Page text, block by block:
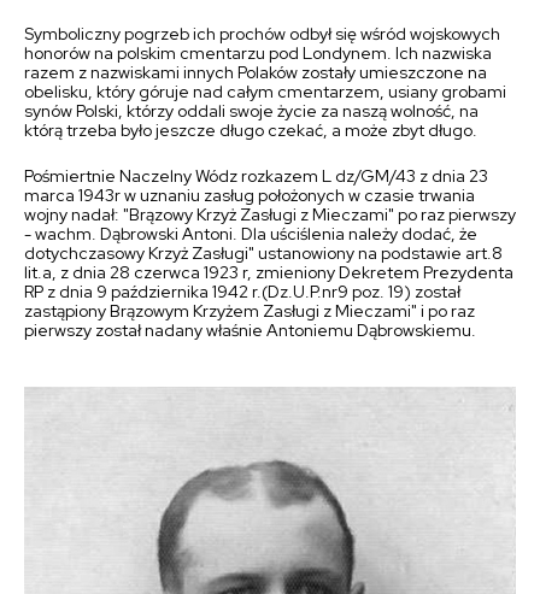
Symboliczny pogrzeb ich prochów odbył się wśród wojskowych
honorów na polskim cmentarzu pod Londynem. Ich nazwiska
razem z nazwiskami innych Polaków zostały umieszczone na
obelisku, który góruje nad całym cmentarzem, usiany grobami
synów Polski, którzy oddali swoje życie za naszą wolność, na
którą trzeba było jeszcze długo czekać, a może zbyt długo.
Pośmiertnie Naczelny Wódz rozkazem L dz/GM/43 z dnia 23
marca 1943r w uznaniu zasług położonych w czasie trwania
wojny nadał: "Brązowy Krzyż Zasługi z Mieczami" po raz pierwszy
- wachm. Dąbrowski Antoni. Dla uściślenia należy dodać, że
dotychczasowy Krzyż Zasługi" ustanowiony na podstawie art.8
lit.a, z dnia 28 czerwca 1923 r, zmieniony Dekretem Prezydenta
RP z dnia 9 października 1942 r.(Dz.U.P.nr9 poz. 19) został
zastąpiony Brązowym Krzyżem Zasługi z Mieczami" i po raz
pierwszy został nadany właśnie Antoniemu Dąbrowskiemu.